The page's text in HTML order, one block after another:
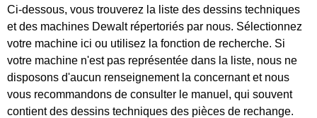
Ci-dessous, vous trouverez la liste des dessins techniques
et des machines Dewalt répertoriés par nous. Sélectionnez
votre machine ici ou utilisez la fonction de recherche. Si
votre machine n'est pas représentée dans la liste, nous ne
disposons d'aucun renseignement la concernant et nous
vous recommandons de consulter le manuel, qui souvent
contient des dessins techniques des pièces de rechange.